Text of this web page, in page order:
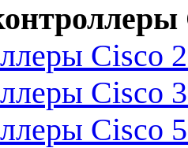
Cisco
Cisco
Cisco